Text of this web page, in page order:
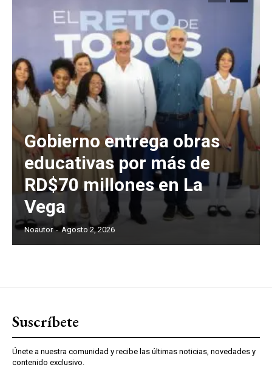
Gobierno entrega obras
educativas por más de
RD$70 millones en La
Vega
Noautor - Agosto 2, 2026
Suscríbete
Únete a nuestra comunidad y recibe las últimas noticias, novedades y
contenido exclusivo.